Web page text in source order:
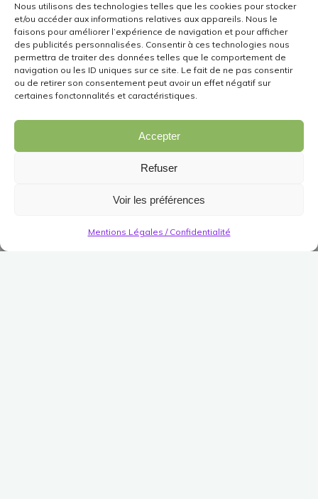
Nous utilisons des technologies telles que les cookies pour stocker
et/ou accéder aux informations relatives aux appareils. Nous le
faisons pour améliorer l’expérience de navigation et pour afficher
des publicités personnalisées. Consentir à ces technologies nous
permettra de traiter des données telles que le comportement de
navigation ou les ID uniques sur ce site. Le fait de ne pas consentir
ou de retirer son consentement peut avoir un effet négatif sur
certaines fonctonnalités et caractéristiques.
Accepter
Refuser
Voir les préférences
Mentions Légales / Confidentialité